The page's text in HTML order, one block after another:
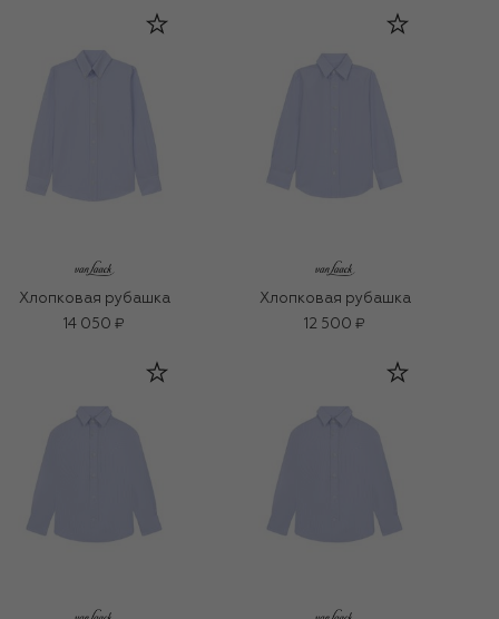
Хлопковая рубашка
14 050 ₽
Хлопковая рубашка
12 500 ₽